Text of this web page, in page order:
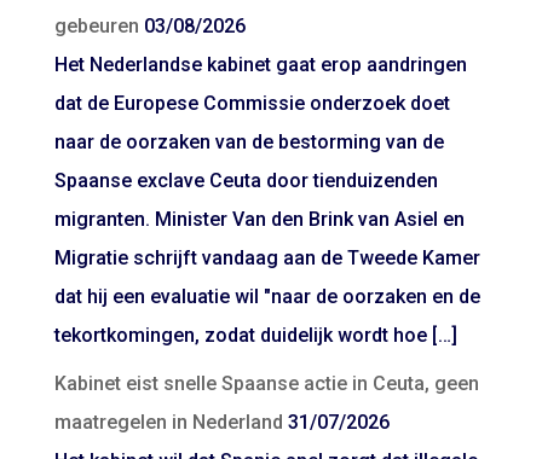
gebeuren 03/08/2026
Het Nederlandse kabinet gaat erop aandringen
dat de Europese Commissie onderzoek doet
naar de oorzaken van de bestorming van de
Spaanse exclave Ceuta door tienduizenden
migranten. Minister Van den Brink van Asiel en
Migratie schrijft vandaag aan de Tweede Kamer
dat hij een evaluatie wil "naar de oorzaken en de
tekortkomingen, zodat duidelijk wordt hoe […]
Kabinet eist snelle Spaanse actie in Ceuta, geen
maatregelen in Nederland 31/07/2026